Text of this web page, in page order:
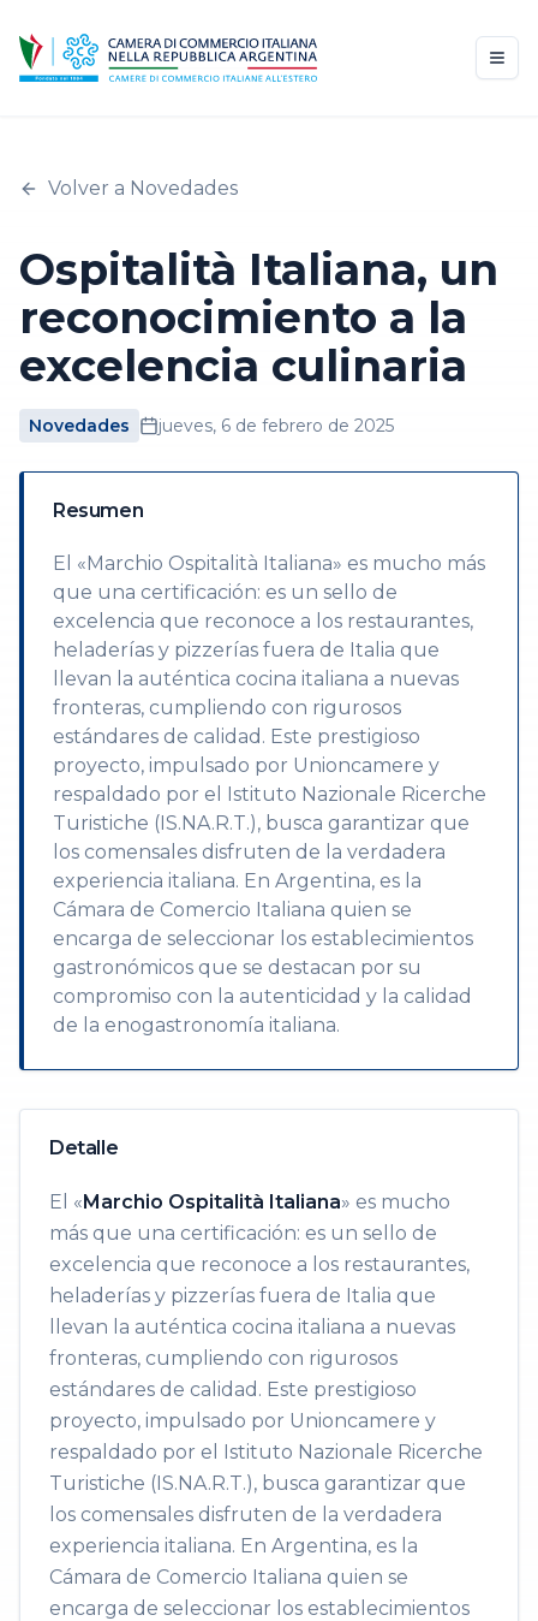
Volver a Novedades
Ospitalità Italiana, un
reconocimiento a la
excelencia culinaria
Novedades jueves, 6 de febrero de 2025
Resumen
El «Marchio Ospitalità Italiana» es mucho más
que una certificación: es un sello de
excelencia que reconoce a los restaurantes,
heladerías y pizzerías fuera de Italia que
llevan la auténtica cocina italiana a nuevas
fronteras, cumpliendo con rigurosos
estándares de calidad. Este prestigioso
proyecto, impulsado por Unioncamere y
respaldado por el Istituto Nazionale Ricerche
Turistiche (IS.NA.R.T.), busca garantizar que
los comensales disfruten de la verdadera
experiencia italiana. En Argentina, es la
Cámara de Comercio Italiana quien se
encarga de seleccionar los establecimientos
gastronómicos que se destacan por su
compromiso con la autenticidad y la calidad
de la enogastronomía italiana.
Detalle
El «Marchio Ospitalità Italiana» es mucho
más que una certificación: es un sello de
excelencia que reconoce a los restaurantes,
heladerías y pizzerías fuera de Italia que
llevan la auténtica cocina italiana a nuevas
fronteras, cumpliendo con rigurosos
estándares de calidad. Este prestigioso
proyecto, impulsado por Unioncamere y
respaldado por el Istituto Nazionale Ricerche
Turistiche (IS.NA.R.T.), busca garantizar que
los comensales disfruten de la verdadera
experiencia italiana. En Argentina, es la
Cámara de Comercio Italiana quien se
encarga de seleccionar los establecimientos